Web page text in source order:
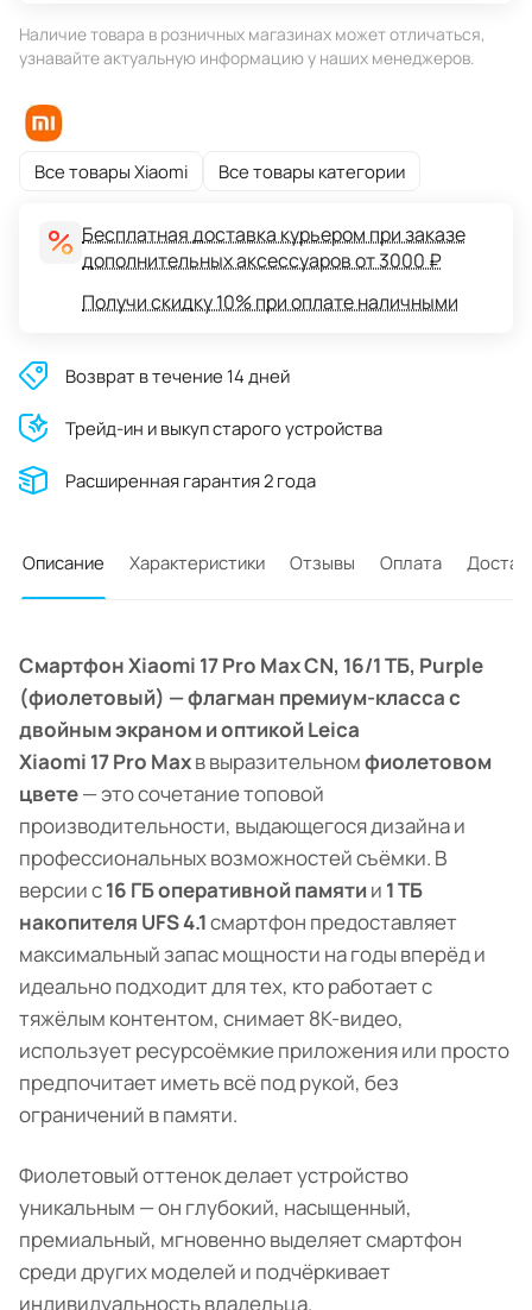
Наличие товара в розничных магазинах может отличаться,
узнавайте актуальную информацию у наших менеджеров.
Все товары Xiaomi Все товары категории
Бесплатная доставка курьером при заказе
дополнительных аксессуаров от 3000 ₽
Получи скидку 10% при оплате наличными
Возврат в течение 14 дней
Трейд-ин и выкуп старого устройства
Расширенная гарантия 2 года
Описание Характеристики Отзывы Оплата
Смартфон Xiaomi 17 Pro Max CN, 16/1 ТБ, Purple
(фиолетовый) — флагман премиум-класса с
двойным экраном и оптикой Leica
Xiaomi 17 Pro Maxв выразительномфиолетовом
цвете— это сочетание топовой
производительности, выдающегося дизайна и
профессиональных возможностей съёмки. В
версии с16 ГБ оперативной памятии 1 ТБ
накопителя UFS 4.1смартфон предоставляет
максимальный запас мощности на годы вперёд и
идеально подходит для тех, кто работает с
тяжёлым контентом, снимает 8K-видео,
использует ресурсоёмкие приложения или просто
предпочитает иметь всё под рукой, без
ограничений в памяти.
Фиолетовый оттенок делает устройство
уникальным — он глубокий, насыщенный,
премиальный, мгновенно выделяет смартфон
среди других моделей и подчёркивает
индивидуальность владельца.